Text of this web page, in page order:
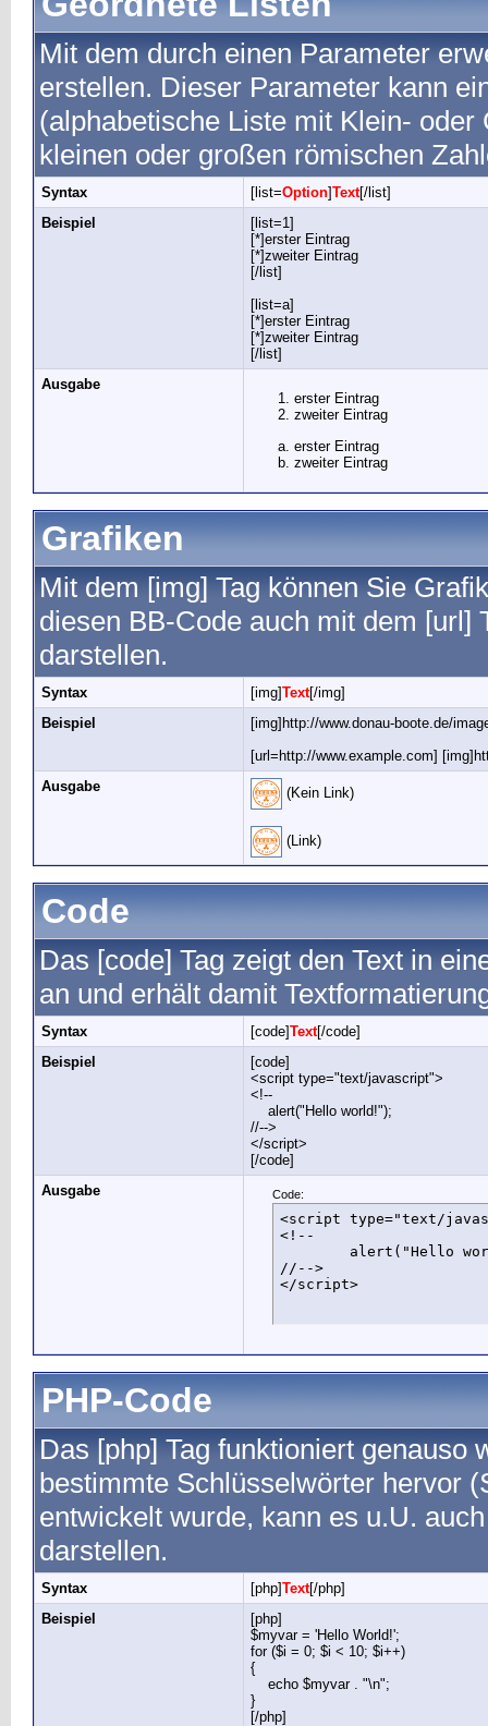
Mit dem durch einen Parameter
erstellen. Dieser Parameter kann
(alphabetische Liste mit Klein-
kleinen oder großen römischen
Syntax [list=Option]Text[/list]
Beispiel
[list=1]
[*]erster Eintrag
[*]zweiter Eintrag
[/list]
[list=a]
[*]erster Eintrag
[*]zweiter Eintrag
[/list]
Ausgabe
erster Eintrag
zweiter Eintrag
erster Eintrag
zweiter Eintrag
Grafiken
Mit dem [img] Tag können Sie
diesen BB-Code auch mit dem [url]
darstellen.
Syntax [img]Text[/img]
Beispiel
[img]http://www.donau-boote.de/
[url=http://www.example.com]
Ausgabe
(Kein Link)
(Link)
Code
Das [code] Tag zeigt den Text in
an und erhält damit
Syntax [code]Text[/code]
Beispiel
[code]
<script type="text/javascript">
<!--
alert("Hello world!");
//-->
</script>
[/code]
Ausgabe
Code:
<script type="text/
<!--
//-->
</script>
PHP-Code
Das [php] Tag funktioniert genauso
bestimmte Schlüsselwörter hervor
entwickelt wurde, kann es u.U.
darstellen.
Syntax [php]Text[/php]
Beispiel
[php]
$myvar = 'Hello World!';
for ($i = 0; $i < 10; $i++)
{
echo $myvar . "\n";
}
[/php]